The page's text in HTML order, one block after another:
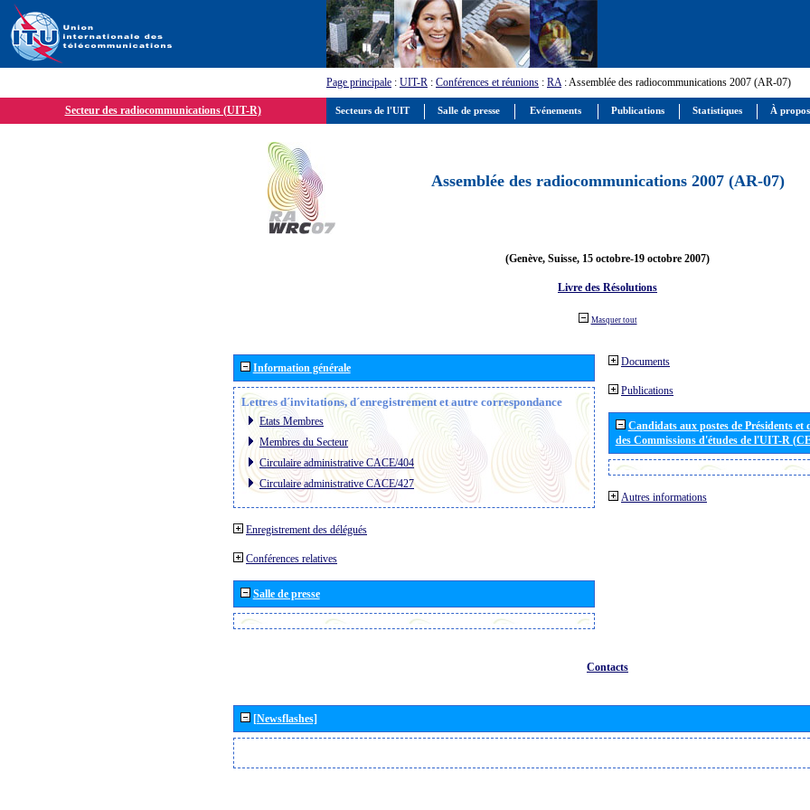
Page principale : UIT-R : Conférences et réunions : RA: Assemblée des radiocommunications 2007 (AR-07)
Secteur des radiocommunications (UIT-R)
Assemblée des radiocommunications 2007 (AR-07)
(Genève, Suisse, 15 octobre-19 octobre 2007)
Livre des Résolutions
Masquer tout
Information générale
Lettres d´invitations, d´enregistrement et autre correspondance
Etats Membres
Membres du Secteur
Circulaire administrative CACE/404
Circulaire administrative CACE/427
Enregistrement des délégués
Conférences relatives
Salle de presse
Documents
Publications
Candidats aux postes de Présidents et
des Commissions d'études de l'UIT-R
Autres informations
Contacts
[Newsflashes]
Secteurs de l'UIT Salle de presse Evénements Publications Statistiques À